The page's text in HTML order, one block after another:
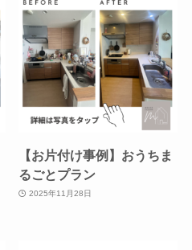
【お片付け事例】おうちま
るごとプラン
2025年11月28日